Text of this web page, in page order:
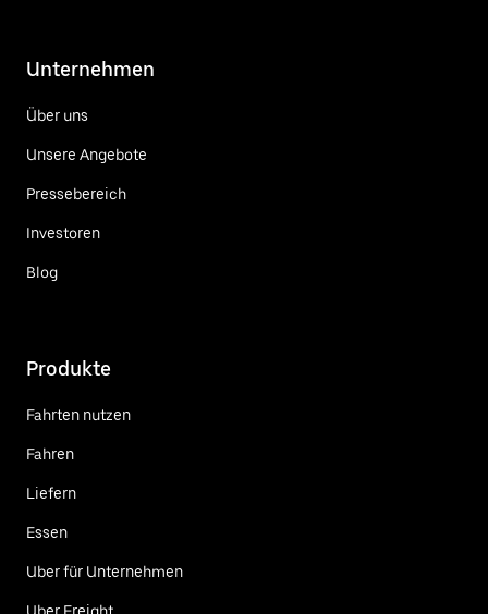
Unternehmen
Über uns
Unsere Angebote
Pressebereich
Investoren
Blog
Produkte
Fahrten nutzen
Fahren
Liefern
Essen
Uber für Unternehmen